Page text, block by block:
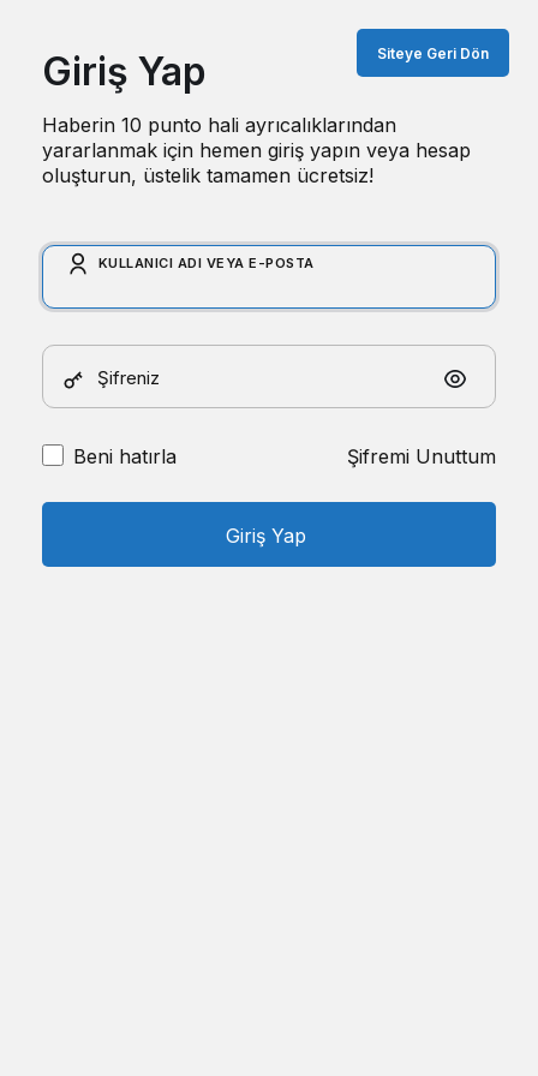
Siteye Geri Dön
Giriş Yap
Haberin 10 punto hali ayrıcalıklarından
yararlanmak için hemen giriş yapın veya hesap
oluşturun, üstelik tamamen ücretsiz!
KULLANICI ADI VEYA E-POSTA
Şifreniz
Beni hatırla Şifremi Unuttum
Giriş Yap